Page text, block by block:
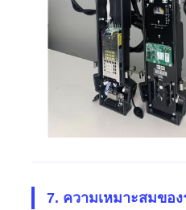
7. ความเหมาะสมขอ